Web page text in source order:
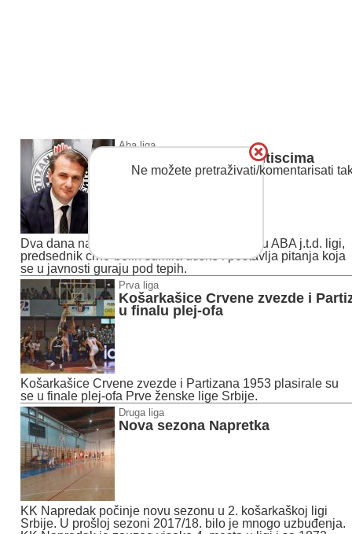
Aba liga
Mijailović sa gorkim utiscima
Dva dana nakon prve polufinalne utakmice u ABA j.t.d. ligi,
predsednik crno-belih sumira utiske i postavlja pitanja koja
se u javnosti guraju pod tepih.
Prva liga
Košarkašice Crvene zvezde i
u finalu plej-ofa
Košarkašice Crvene zvezde i Partizana 1953 plasirale su
se u finale plej-ofa Prve ženske lige Srbije.
Druga liga
Nova sezona Napretka
KK Napredak počinje novu sezonu u 2. košarkaškoj ligi
Srbije. U prošloj sezoni 2017/18. bilo je mnogo uzbuđenja.
Ne možete pretraživati/komentarisati